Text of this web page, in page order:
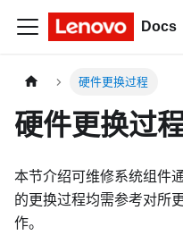
Docs
硬件更换过程
硬件更换过
本节介绍可维修系统组件
的更换过程均需参考对所
作。